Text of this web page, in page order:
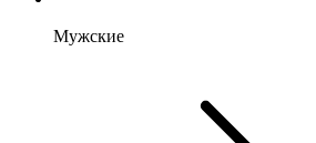
Мужские